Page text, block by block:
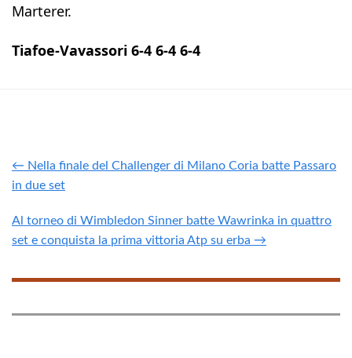
Marterer.
Tiafoe-Vavassori 6-4 6-4 6-4
← Nella finale del Challenger di Milano Coria batte Passaro
in due set
Al torneo di Wimbledon Sinner batte Wawrinka in quattro
set e conquista la prima vittoria Atp su erba →